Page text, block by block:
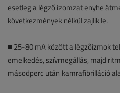
esetleg a légző izomzat enyhe
következmények nélkül zajlik le.
■ 25-80 mA között a légzőizmok
emelkedés, szívmegállás, majd
másodperc után kamrafibrilláció